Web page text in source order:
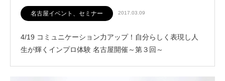
名古屋イベント、セミナー 2017.03.09
4/19 コミュニケーション力アップ！自分らしく表現し人
生が輝くインプロ体験 名古屋開催～第３回～